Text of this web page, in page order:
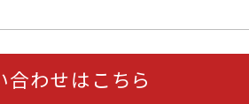
合わせはこちら